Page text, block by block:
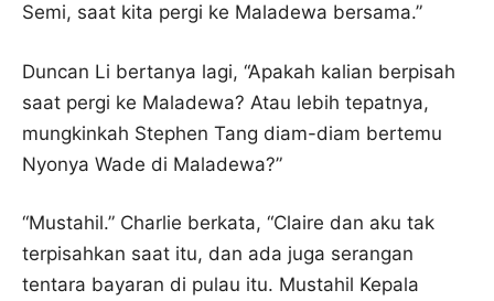
Semi, saat kita pergi ke Maladewa bersama.”
Duncan Li bertanya lagi, “Apakah kalian berpisah
saat pergi ke Maladewa? Atau lebih tepatnya,
mungkinkah Stephen Tang diam-diam bertemu
Nyonya Wade di Maladewa?”
“Mustahil.” Charlie berkata, “Claire dan aku tak
terpisahkan saat itu, dan ada juga serangan
tentara bayaran di pulau itu. Mustahil Kepala